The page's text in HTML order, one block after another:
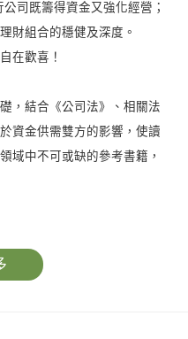
司既籌得資金又強化經營；
財組合的穩健及深度。
在歡喜！
，結合《公司法》、相關法
資金供需雙方的影響，使讀
域中不可或缺的參考書籍，
何在六十幾年間隨著經濟
的最新設計、發行。